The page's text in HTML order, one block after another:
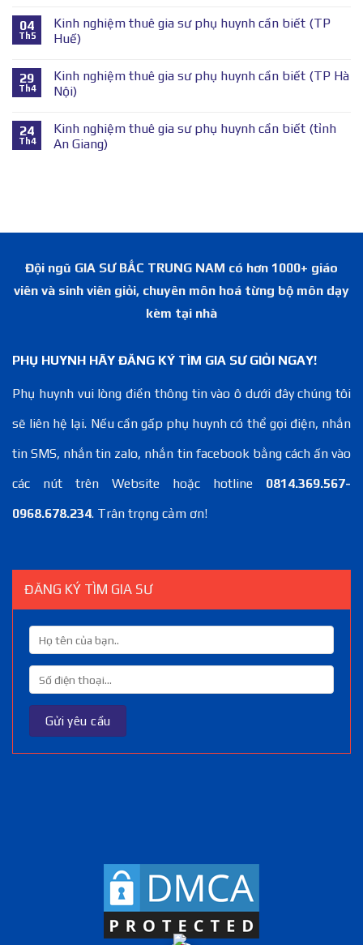
04
Th5
Kinh nghiệm thuê gia sư phụ huynh cần biết (TP
Huế)
29
Th4
Kinh nghiệm thuê gia sư phụ huynh cần biết (TP Hà
Nội)
24
Th4
Kinh nghiệm thuê gia sư phụ huynh cần biết (tỉnh
An Giang)
Đội ngũ GIA SƯ BẮC TRUNG NAM có hơn 1000+ giáo
viên và sinh viên giỏi, chuyên môn hoá từng bộ môn dạy
kèm tại nhà
PHỤ HUYNH HÃY ĐĂNG KÝ TÌM GIA SƯ GIỎI NGAY!
Phụ huynh vui lòng điền thông tin vào ô dưới đây chúng tôi
sẽ liên hệ lại. Nếu cần gấp phụ huynh có thể gọi điện, nhắn
tin SMS, nhắn tin zalo, nhắn tin facebook bằng cách ấn vào
các nút trên Website hoặc hotline 0814.369.567-
0968.678.234. Trân trọng cảm ơn!
ĐĂNG KÝ TÌM GIA SƯ